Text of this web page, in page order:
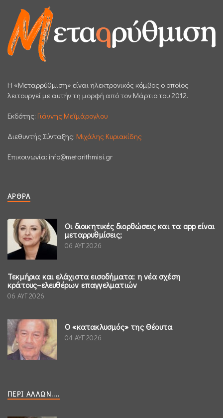
H «Μεταρρύθμιση» είναι ηλεκτρονικός κόμβος ο οποίος
λειτουργεί με αυτήν τη μορφή από τον Μάρτιο του 2012.
Εκδότης: Γιάννης Μεϊμάρογλου
Διεθυντής Σύνταξης: Μιχάλης Κυριακίδης
Επικοινωνία: info@metarithmisi.gr
ΆΡΘΡΑ
Οι διοικητικές διορθώσεις και τα app είναι
μεταρρυθμίσεις;
06 ΑΥΓ 2026
Τεκμήρια και ελάχιστα εισοδήματα: η νέα σχέση
κράτους–ελευθέρων επαγγελματιών
06 ΑΥΓ 2026
Ο «κατακλυσμός» της Θέουτα
04 ΑΥΓ 2026
ΠΕΡΊ ΆΛΛΩΝ....